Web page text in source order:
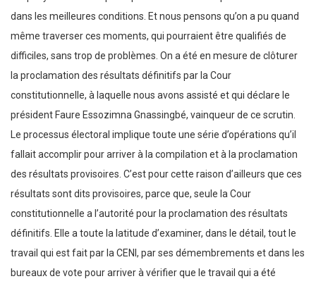
dans les meilleures conditions. Et nous pensons qu’on a pu quand
même traverser ces moments, qui pourraient être qualifiés de
difficiles, sans trop de problèmes. On a été en mesure de clôturer
la proclamation des résultats définitifs par la Cour
constitutionnelle, à laquelle nous avons assisté et qui déclare le
président Faure Essozimna Gnassingbé, vainqueur de ce scrutin.
Le processus électoral implique toute une série d’opérations qu’il
fallait accomplir pour arriver à la compilation et à la proclamation
des résultats provisoires. C’est pour cette raison d’ailleurs que ces
résultats sont dits provisoires, parce que, seule la Cour
constitutionnelle a l’autorité pour la proclamation des résultats
définitifs. Elle a toute la latitude d’examiner, dans le détail, tout le
travail qui est fait par la CENI, par ses démembrements et dans les
bureaux de vote pour arriver à vérifier que le travail qui a été